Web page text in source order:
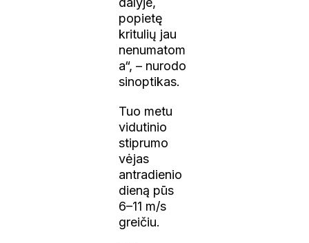
popietę
kritulių jau
nenumatom
a“, – nurodo
sinoptikas.
Tuo metu
vidutinio
stiprumo
vėjas
antradienio
dieną pūs
6–11 m/s
greičiu.